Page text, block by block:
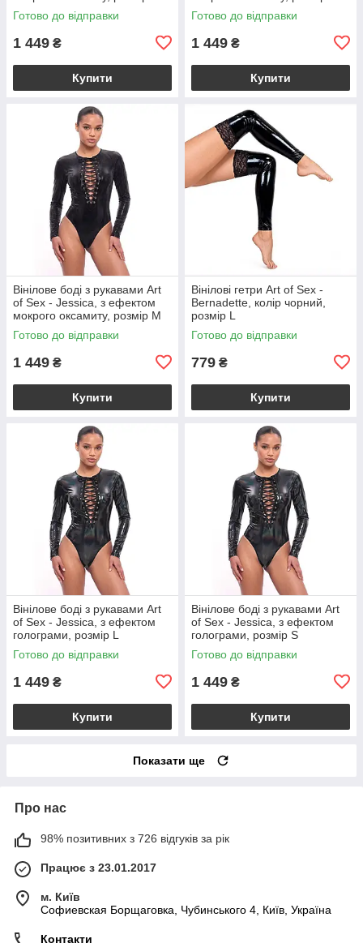
Готово до відправки
1 449 ₴
Купити
Готово до відправки
1 449 ₴
Купити
Вінілове боді з рукавами Art
of Sex - Jessica, з ефектом
мокрого оксамиту, розмір M
Готово до відправки
1 449 ₴
Купити
Вінілові гетри Art of Sex -
Bernadette, колір чорний,
розмір L
Готово до відправки
779 ₴
Купити
Вінілове боді з рукавами Art
of Sex - Jessica, з ефектом
голограми, розмір L
Готово до відправки
1 449 ₴
Купити
Вінілове боді з рукавами Art
of Sex - Jessica, з ефектом
голограми, розмір S
Готово до відправки
1 449 ₴
Купити
Показати ще
Про нас
98% позитивних з 726 відгуків за рік
Працює з 23.01.2017
м. Київ
Софиевская Борщаговка, Чубинського 4, Київ, Україна
Контакти